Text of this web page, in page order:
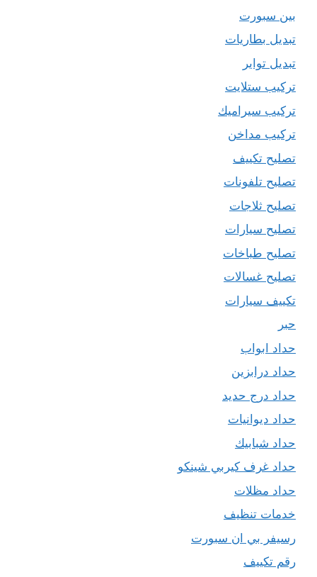
بين سبورت
تبديل بطاريات
تبديل تواير
تركيب ستلايت
تركيب سيراميك
تركيب مداخن
تصليح تكييف
تصليح تلفونات
تصليح ثلاجات
تصليح سيارات
تصليح طباخات
تصليح غسالات
تكييف سيارات
حبر
حداد ابواب
حداد درابزين
حداد درج حديد
حداد ديوانيات
حداد شبابيك
حداد غرف كيربي شينكو
حداد مظلات
خدمات تنظيف
رسيفر بي ان سبورت
رقم تكييف